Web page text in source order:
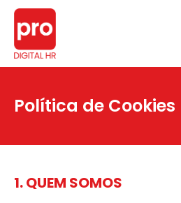
Política de Cookies
1. QUEM SOMOS